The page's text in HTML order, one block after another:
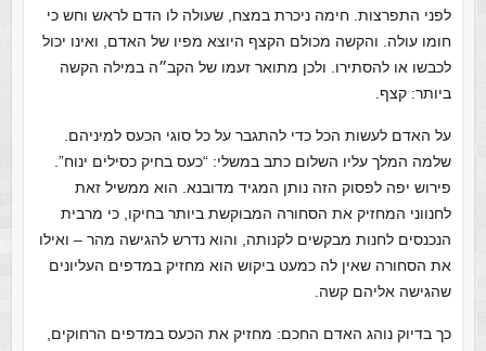
לפני התפרצות. חימה ניכרת במצח, שעולה לו הדם לראש וחש כי
חומו עולה. והקשה מכולם הקצף היוצא מפיו של האדם, ואינו יכול
לכבשו או להסתירו. ולכן מתואר זעמו של הקב״ה במילה הקשה
ביותר: קצף.
על האדם לעשות הכל כדי להתגבר על כל סוגי הכעס למיניהם.
שלמה המלך עליו השלום כתב במשלי: “כעס בחיק כסילים ינוח”.
פירוש יפה לפסוק הזה נותן המגיד מדובנא. הוא ממשיל זאת
לחנווני המחזיק את הסחורה המבוקשת ביותר בחיקו, כי מרבית
הנכנסים לחנות מבקשים לקנותה, והוא נדרש להגישה מהר – ואילו
את הסחורה שאין לה כמעט ביקוש הוא מחזיק במדפים העליונים
שהגישה אליהם קשה.
כך בדיוק נוהג האדם החכם: מחזיק את הכעס במדפים הרחוקים,